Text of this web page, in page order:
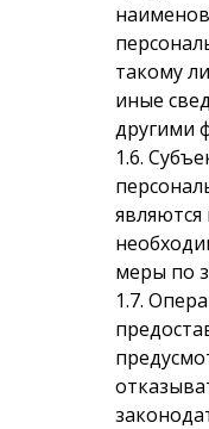
такому
иные
другими
1.6.
меры по
1.7.